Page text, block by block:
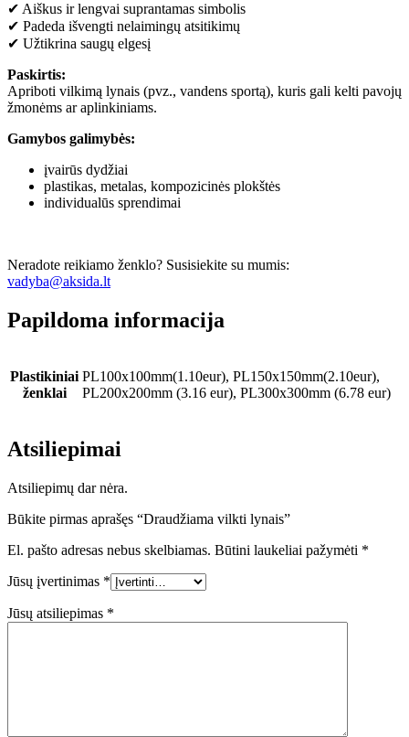
✔ Aiškus ir lengvai suprantamas simbolis
✔ Padeda išvengti nelaimingų atsitikimų
✔ Užtikrina saugų elgesį
Paskirtis:
Apriboti vilkimą lynais (pvz., vandens sportą), kuris gali kelti pavojų
žmonėms ar aplinkiniams.
Gamybos galimybės:
įvairūs dydžiai
plastikas, metalas, kompozicinės plokštės
individualūs sprendimai
Neradote reikiamo ženklo? Susisiekite su mumis:
vadyba@aksida.lt
Papildoma informacija
Plastikiniai
ženklai
PL100x100mm(1.10eur), PL150x150mm(2.10eur),
PL200x200mm (3.16 eur), PL300x300mm (6.78 eur)
Atsiliepimai
Atsiliepimų dar nėra.
Būkite pirmas aprašęs “Draudžiama vilkti lynais”
El. pašto adresas nebus skelbiamas. Būtini laukeliai pažymėti *
Jūsų įvertinimas *
Jūsų atsiliepimas *